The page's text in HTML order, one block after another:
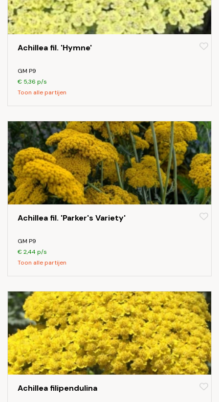
Achillea fil. 'Hymne'
GM P9
€ 5,36 p/s
Toon alle partijen
Achillea fil. 'Parker's Variety'
GM P9
€ 2,44 p/s
Toon alle partijen
Achillea filipendulina